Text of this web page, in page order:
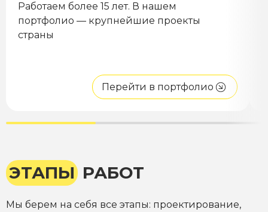
Работаем более 15 лет. В нашем
портфолио — крупнейшие проекты
страны
Перейти в портфолио
ЭТАПЫ РАБОТ
Мы берем на себя все этапы: проектирование,